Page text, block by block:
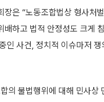
장은 “노동조합법상 형사처
배하고 법적 안정성도 크게
인 사건, 정치적 이슈마저
의 불법행위에 대해 민사